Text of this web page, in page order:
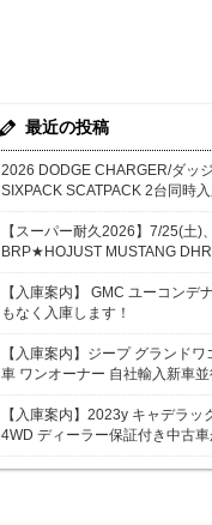
最近の投稿
2026 DODGE CHARGER/ダッ
SIXPACK SCATPACK 2台同時入
【スーパー耐久2026】7/25(土)
BRP★HOJUST MUSTANG
【入庫案内】 GMC ユーコンデ
もなく入庫します！
【入庫案内】ジープ グランド
車 ワンオーナー 自社輸入新車並
【入庫案内】2023y キャデラッ
4WD ディーラー保証付き中古車